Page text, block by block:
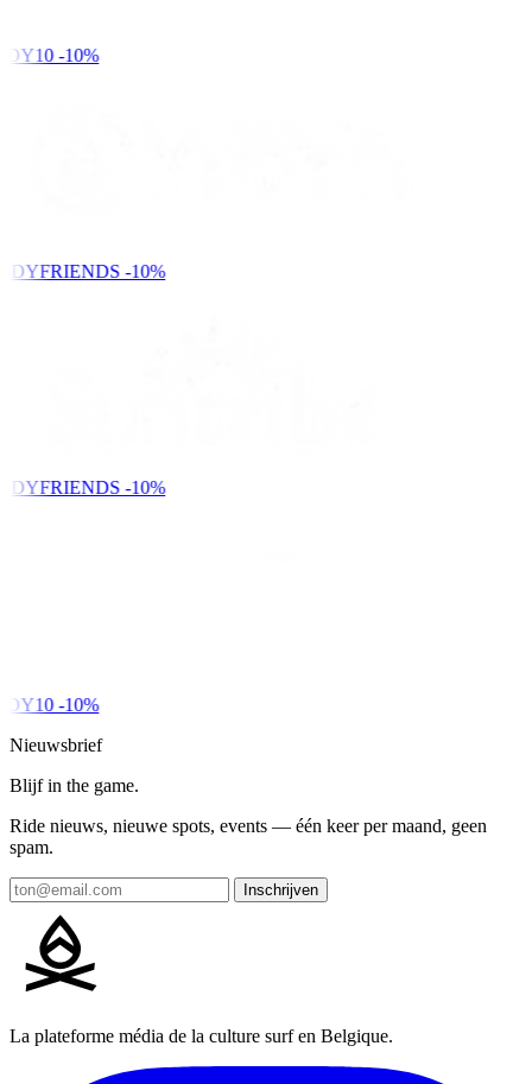
-10%
-10%
-10%
-10%
Nieuwsbrief
Blijf in the game.
Ride nieuws, nieuwe spots, events — één keer per maand, geen
spam.
Inschrijven
La plateforme média de la culture surf en Belgique.